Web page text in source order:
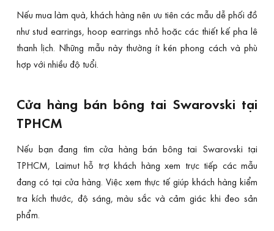
Nếu mua làm quà, khách hàng nên ưu tiên các mẫu dễ phối đồ
như stud earrings, hoop earrings nhỏ hoặc các thiết kế pha lê
thanh lịch. Những mẫu này thường ít kén phong cách và phù
hợp với nhiều độ tuổi.
Cửa hàng bán bông tai Swarovski tại
TPHCM
Nếu bạn đang tìm cửa hàng bán bông tai Swarovski tại
TPHCM, Laimut hỗ trợ khách hàng xem trực tiếp các mẫu
đang có tại cửa hàng. Việc xem thực tế giúp khách hàng kiểm
tra kích thước, độ sáng, màu sắc và cảm giác khi đeo sản
phẩm.